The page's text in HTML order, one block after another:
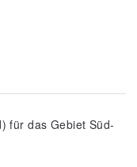
für das Gebiet Süd-